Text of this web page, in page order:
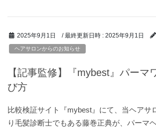
2025年9月1日 / 最終更新日時 : 2025年9月1日
ヘアサロンからのお知らせ
【記事監修】『mybest』パーマ
び方
比較検証サイト『mybest』にて、当ヘアサ
り毛髪診断士でもある藤巻正典が、パーマ